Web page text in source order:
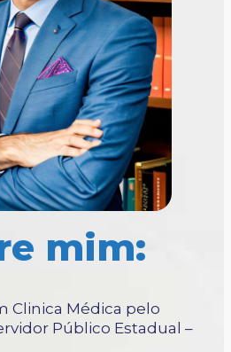
mim:
Clinica Médica pelo
Público Estadual –